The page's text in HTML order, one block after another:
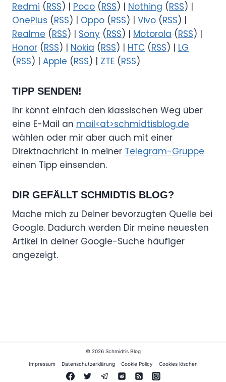
Redmi (RSS) | Poco (RSS) | Nothing (RSS) |
OnePlus (RSS) | Oppo (RSS) | Vivo (RSS) |
Realme (RSS) | Sony (RSS) | Motorola (RSS) |
Honor (RSS) | Nokia (RSS) | HTC (RSS) | LG
(RSS) | Apple (RSS) | ZTE (RSS)
TIPP SENDEN!
Ihr könnt einfach den klassischen Weg über
eine E-Mail an mail<at>schmidtisblog.de
wählen oder mir aber auch mit einer
Direktnachricht in meiner Telegram-Gruppe
einen Tipp einsenden.
DIR GEFÄLLT SCHMIDTIS BLOG?
Mache mich zu Deiner bevorzugten Quelle bei
Google. Dadurch werden Dir meine neuesten
Artikel in deiner Google-Suche häufiger
angezeigt.
© 2026 Schmidtis Blog
Impressum Datenschutzerklärung Cookie Policy Cookies löschen